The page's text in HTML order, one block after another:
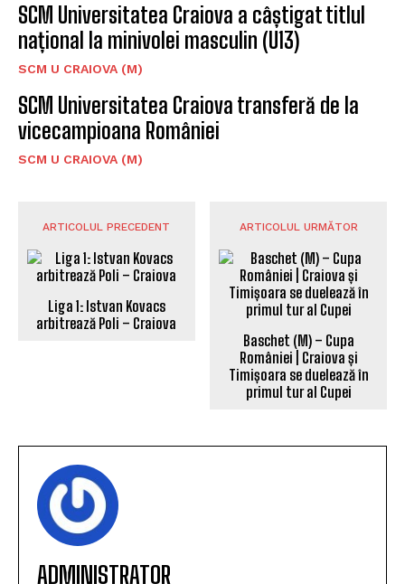
SCM Universitatea Craiova a câștigat titlul
național la minivolei masculin (U13)
SCM U CRAIOVA (M)
SCM Universitatea Craiova transferă de la
vicecampioana României
SCM U CRAIOVA (M)
ARTICOLUL PRECEDENT
arbitrează Poli – Craiova
ARTICOLUL URMĂTOR
Baschet (M) – Cupa
României | Craiova și
Timișoara se duelează în
primul tur al Cupei
ADMINISTRATOR